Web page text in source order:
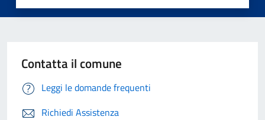
Contatta il comune
Leggi le domande frequenti
Richiedi Assistenza